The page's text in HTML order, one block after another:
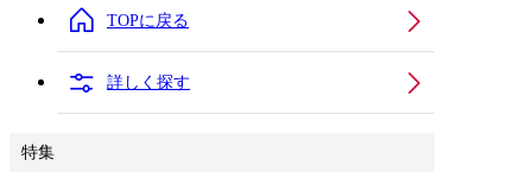
TOPに戻る
詳しく探す
特集